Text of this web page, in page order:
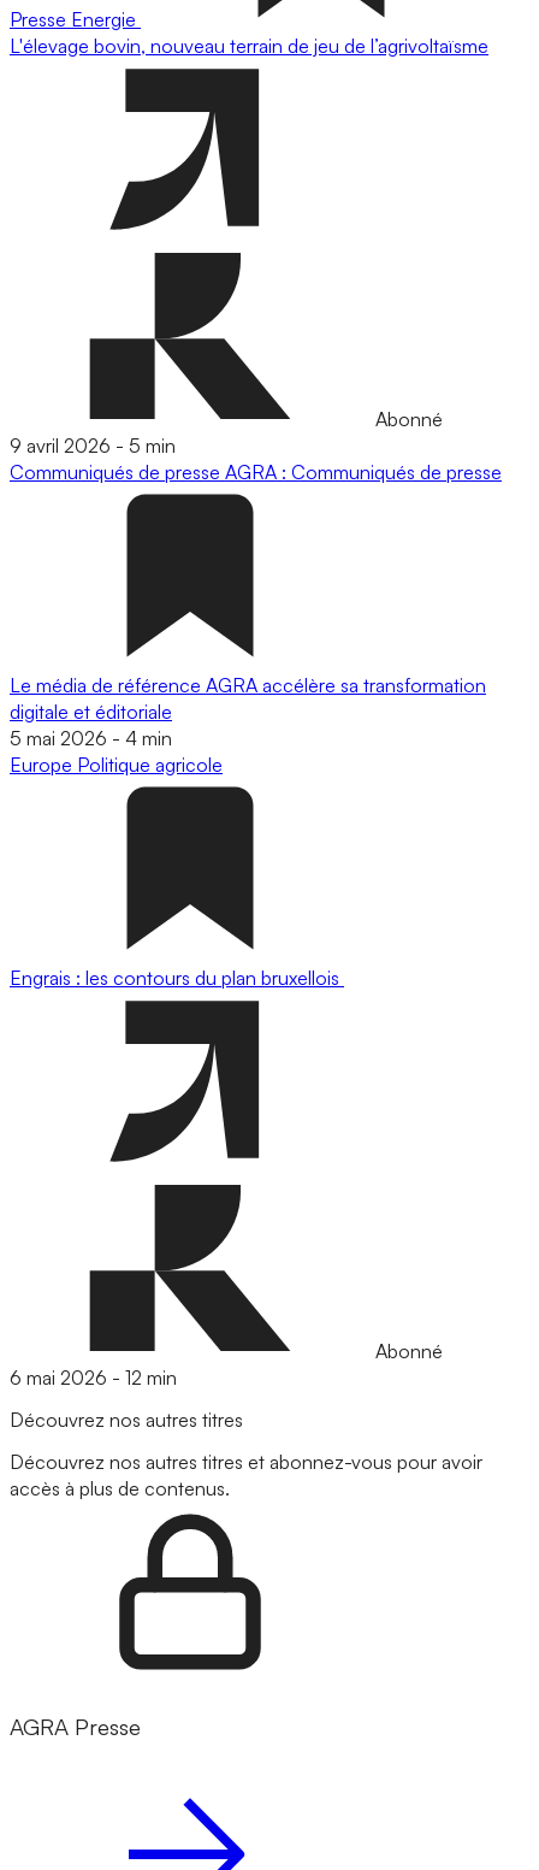
Presse Energie
L'élevage bovin, nouveau terrain de jeu de l’agrivoltaïsme
Abonné
9 avril 2026 - 5 min
Communiqués de presse AGRA : Communiqués de presse
Le média de référence AGRA accélère sa transformation
digitale et éditoriale
5 mai 2026 - 4 min
Europe Politique agricole
Engrais : les contours du plan bruxellois
Abonné
6 mai 2026 - 12 min
Découvrez nos autres titres
Découvrez nos autres titres et abonnez-vous pour avoir
accès à plus de contenus.
AGRA Presse